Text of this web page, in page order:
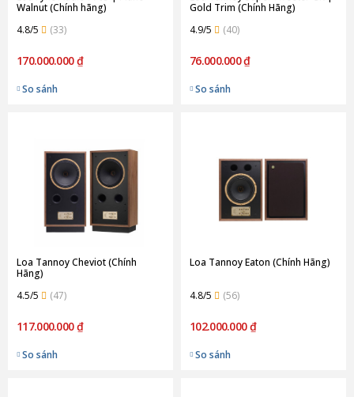
Walnut (Chính hãng)
4.8/5
(33)
170.000.000 ₫
So sánh
Gold Trim (Chính Hãng)
4.9/5
(40)
76.000.000 ₫
So sánh
Loa Tannoy Cheviot (Chính
Hãng)
4.5/5
(47)
117.000.000 ₫
So sánh
Loa Tannoy Eaton (Chính Hãng)
4.8/5 (56)
102.000.000 ₫
So sánh